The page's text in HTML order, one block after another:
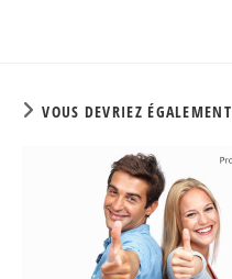
VOUS DEVRIEZ